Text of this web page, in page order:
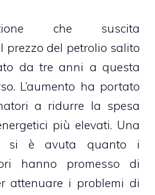
che suscita
prezzo del petrolio salito
da tre anni a questa
L’aumento ha portato
a ridurre la spesa
più elevati. Una
si è avuta quanto i
hanno promesso di
attenuare i problemi di